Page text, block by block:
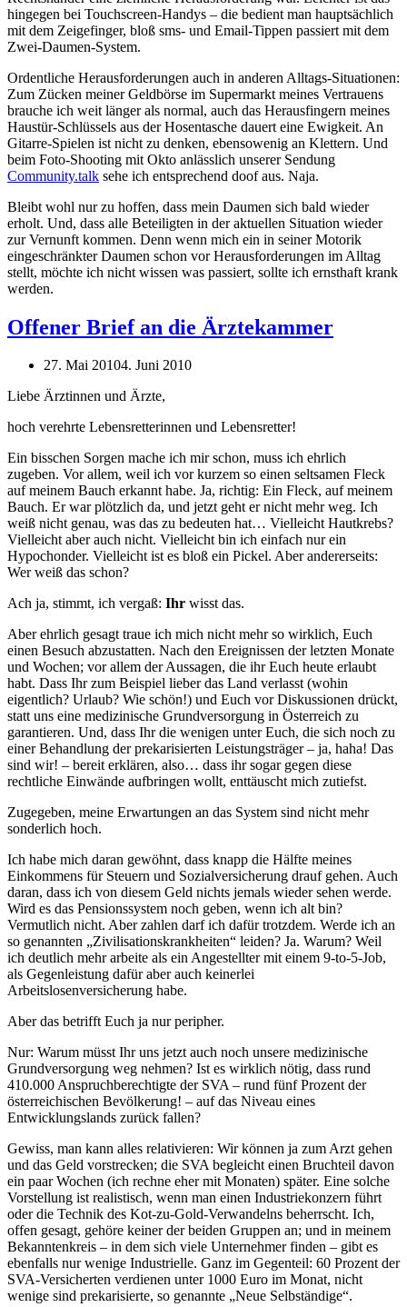
hingegen bei Touchscreen-Handys – die bedient man hauptsächlich
mit dem Zeigefinger, bloß sms- und Email-Tippen passiert mit dem
Zwei-Daumen-System.
Ordentliche Herausforderungen auch in anderen Alltags-Situationen:
Zum Zücken meiner Geldbörse im Supermarkt meines Vertrauens
brauche ich weit länger als normal, auch das Herausfingern meines
Haustür-Schlüssels aus der Hosentasche dauert eine Ewigkeit. An
Gitarre-Spielen ist nicht zu denken, ebensowenig an Klettern. Und
beim Foto-Shooting mit Okto anlässlich unserer Sendung
Community.talk sehe ich entsprechend doof aus. Naja.
Bleibt wohl nur zu hoffen, dass mein Daumen sich bald wieder
erholt. Und, dass alle Beteiligten in der aktuellen Situation wieder
zur Vernunft kommen. Denn wenn mich ein in seiner Motorik
eingeschränkter Daumen schon vor Herausforderungen im Alltag
stellt, möchte ich nicht wissen was passiert, sollte ich ernsthaft krank
werden.
Offener Brief an die Ärztekammer
27. Mai 20104. Juni 2010
Liebe Ärztinnen und Ärzte,
hoch verehrte Lebensretterinnen und Lebensretter!
Ein bisschen Sorgen mache ich mir schon, muss ich ehrlich
zugeben. Vor allem, weil ich vor kurzem so einen seltsamen Fleck
auf meinem Bauch erkannt habe. Ja, richtig: Ein Fleck, auf meinem
Bauch. Er war plötzlich da, und jetzt geht er nicht mehr weg. Ich
weiß nicht genau, was das zu bedeuten hat… Vielleicht Hautkrebs?
Vielleicht aber auch nicht. Vielleicht bin ich einfach nur ein
Hypochonder. Vielleicht ist es bloß ein Pickel. Aber andererseits:
Wer weiß das schon?
Ach ja, stimmt, ich vergaß: Ihr wisst das.
Aber ehrlich gesagt traue ich mich nicht mehr so wirklich, Euch
einen Besuch abzustatten. Nach den Ereignissen der letzten Monate
und Wochen; vor allem der Aussagen, die ihr Euch heute erlaubt
habt. Dass Ihr zum Beispiel lieber das Land verlasst (wohin
eigentlich? Urlaub? Wie schön!) und Euch vor Diskussionen drückt,
statt uns eine medizinische Grundversorgung in Österreich zu
garantieren. Und, dass Ihr die wenigen unter Euch, die sich noch zu
einer Behandlung der prekarisierten Leistungsträger – ja, haha! Das
sind wir! – bereit erklären, also… dass ihr sogar gegen diese
rechtliche Einwände aufbringen wollt, enttäuscht mich zutiefst.
Zugegeben, meine Erwartungen an das System sind nicht mehr
sonderlich hoch.
Ich habe mich daran gewöhnt, dass knapp die Hälfte meines
Einkommens für Steuern und Sozialversicherung drauf gehen. Auch
daran, dass ich von diesem Geld nichts jemals wieder sehen werde.
Wird es das Pensionssystem noch geben, wenn ich alt bin?
Vermutlich nicht. Aber zahlen darf ich dafür trotzdem. Werde ich an
so genannten „Zivilisationskrankheiten“ leiden? Ja. Warum? Weil
ich deutlich mehr arbeite als ein Angestellter mit einem 9-to-5-Job,
als Gegenleistung dafür aber auch keinerlei
Arbeitslosenversicherung habe.
Aber das betrifft Euch ja nur peripher.
Nur: Warum müsst Ihr uns jetzt auch noch unsere medizinische
Grundversorgung weg nehmen? Ist es wirklich nötig, dass rund
410.000 Anspruchberechtigte der SVA – rund fünf Prozent der
österreichischen Bevölkerung! – auf das Niveau eines
Entwicklungslands zurück fallen?
Gewiss, man kann alles relativieren: Wir können ja zum Arzt gehen
und das Geld vorstrecken; die SVA begleicht einen Bruchteil davon
ein paar Wochen (ich rechne eher mit Monaten) später. Eine solche
Vorstellung ist realistisch, wenn man einen Industriekonzern führt
oder die Technik des Kot-zu-Gold-Verwandelns beherrscht. Ich,
offen gesagt, gehöre keiner der beiden Gruppen an; und in meinem
Bekanntenkreis – in dem sich viele Unternehmer finden – gibt es
ebenfalls nur wenige Industrielle. Ganz im Gegenteil: 60 Prozent der
SVA-Versicherten verdienen unter 1000 Euro im Monat, nicht
wenige sind prekarisierte, so genannte „Neue Selbständige“.